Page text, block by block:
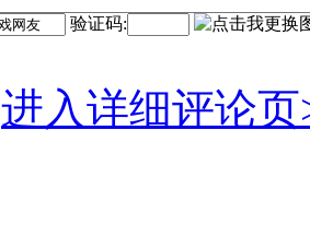
验证码:
进入详细评论页